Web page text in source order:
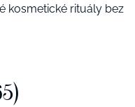
kosmetické rituály bez